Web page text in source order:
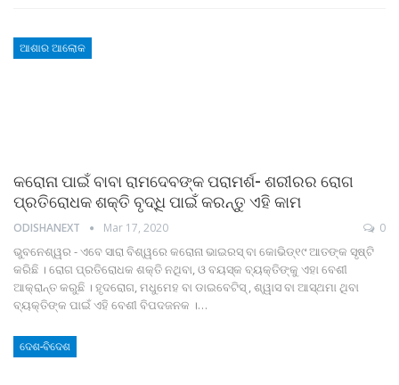
ଆଶାର ଆଲୋକ
କରୋନା ପାଇଁ ବାବା ରାମଦେବଙ୍କ ପରାମର୍ଶ- ଶରୀରର ରୋଗ
ପ୍ରତିରୋଧକ ଶକ୍ତି ବୃଦ୍ଧି ପାଇଁ କରନ୍ତୁ ଏହି କାମ
ODISHANEXT Mar 17, 2020 0
ଭୁବନେଶ୍ୱର - ଏବେ ସାରା ବିଶ୍ୱରେ କରୋନା ଭାଇରସ୍‌ ବା କୋଭିଡ୍‌୧୯ ଆତଙ୍କ ସୃଷ୍ଟି
କରିଛି । ରୋଗ ପ୍ରତିରୋଧକ ଶକ୍ତି ନଥିବା, ଓ ବୟସ୍କ ବ୍ୟକ୍ତିଙ୍କୁ ଏହା ବେଶୀ
ଆକ୍ରାନ୍ତ କରୁଛି । ହୃଦରୋଗ, ମଧୁମେହ ବା ଡାଇବେଟିସ୍ , ଶ୍ୱାସ ବା ଆସ୍‌ଥମା ଥିବା
ବ୍ୟକ୍ତିଙ୍କ ପାଇଁ ଏହି ବେଶୀ ବିପଦଜନକ ।…
ଦେଶ-ବିଦେଶ